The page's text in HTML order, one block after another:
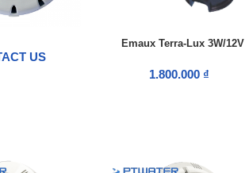
US
Emaux Terra-Lux 3W/12V
1.800.000 ₫